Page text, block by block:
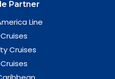
Partner
Line
Cruises